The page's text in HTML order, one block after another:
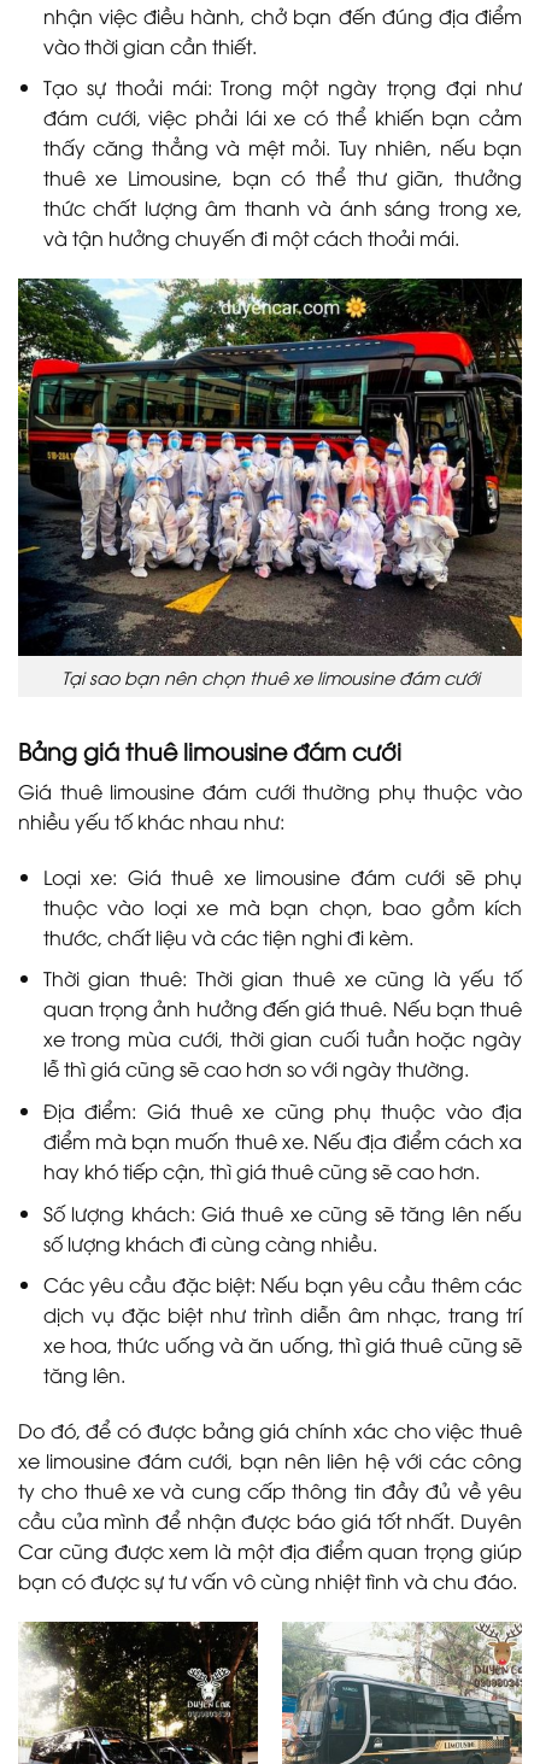
nhận việc điều hành, chở bạn đến đúng địa điểm
vào thời gian cần thiết.
Tạo sự thoải mái: Trong một ngày trọng đại như
đám cưới, việc phải lái xe có thể khiến bạn cảm
thấy căng thẳng và mệt mỏi. Tuy nhiên, nếu bạn
thuê xe Limousine, bạn có thể thư giãn, thưởng
thức chất lượng âm thanh và ánh sáng trong xe,
và tận hưởng chuyến đi một cách thoải mái.
Tại sao bạn nên chọn thuê xe limousine đám cưới
Bảng giá thuê limousine đám cưới
Giá thuê limousine đám cưới thường phụ thuộc vào
nhiều yếu tố khác nhau như:
Loại xe: Giá thuê xe limousine đám cưới sẽ phụ
thuộc vào loại xe mà bạn chọn, bao gồm kích
thước, chất liệu và các tiện nghi đi kèm.
Thời gian thuê: Thời gian thuê xe cũng là yếu tố
quan trọng ảnh hưởng đến giá thuê. Nếu bạn thuê
xe trong mùa cưới, thời gian cuối tuần hoặc ngày
lễ thì giá cũng sẽ cao hơn so với ngày thường.
Địa điểm: Giá thuê xe cũng phụ thuộc vào địa
điểm mà bạn muốn thuê xe. Nếu địa điểm cách xa
hay khó tiếp cận, thì giá thuê cũng sẽ cao hơn.
Số lượng khách: Giá thuê xe cũng sẽ tăng lên nếu
số lượng khách đi cùng càng nhiều.
Các yêu cầu đặc biệt: Nếu bạn yêu cầu thêm các
dịch vụ đặc biệt như trình diễn âm nhạc, trang trí
xe hoa, thức uống và ăn uống, thì giá thuê cũng sẽ
tăng lên.
Do đó, để có được bảng giá chính xác cho việc thuê
xe limousine đám cưới, bạn nên liên hệ với các công
ty cho thuê xe và cung cấp thông tin đầy đủ về yêu
cầu của mình để nhận được báo giá tốt nhất. Duyên
Car cũng được xem là một địa điểm quan trọng giúp
bạn có được sự tư vấn vô cùng nhiệt tình và chu đáo.